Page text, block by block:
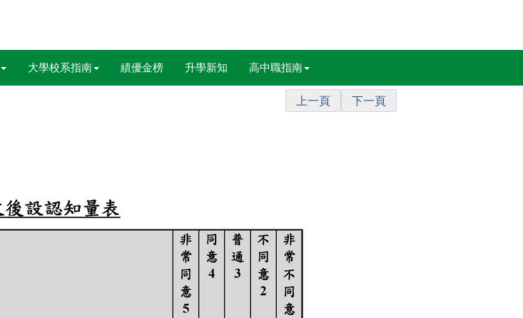
大學校系指南 績優金榜 升學新知 高中職指南
上一頁 下一頁